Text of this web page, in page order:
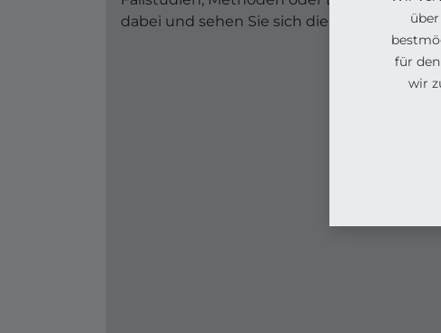
dabei und sehen Sie sich die Funktionen
für
wir